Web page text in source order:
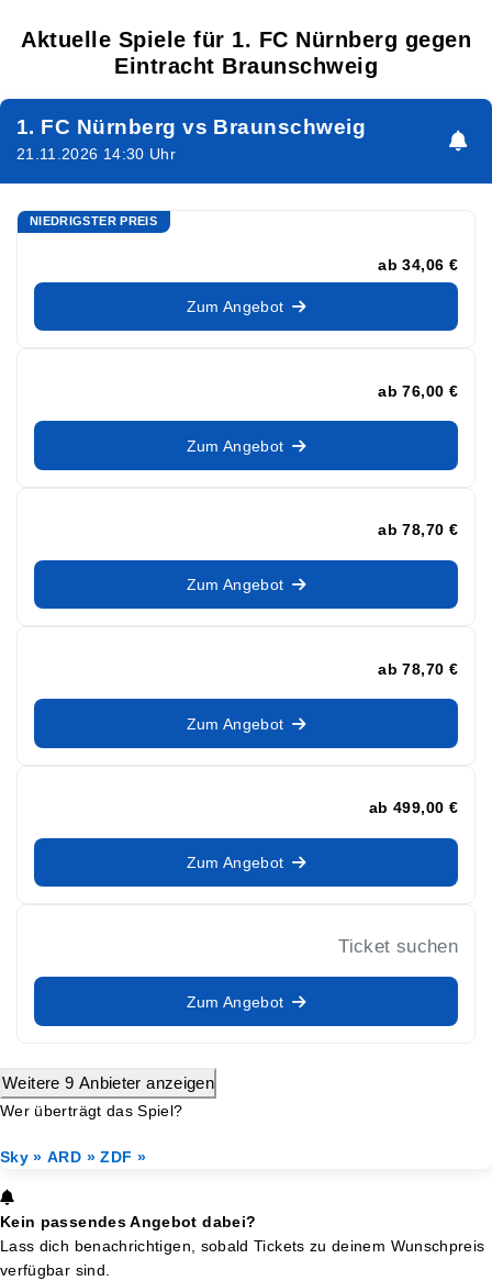
Aktuelle Spiele für 1. FC Nürnberg gegen
Eintracht Braunschweig
1. FC Nürnberg vs Braunschweig
21.11.2026 14:30 Uhr
NIEDRIGSTER PREIS
ab 34,06 €
Zum Angebot
ab 76,00 €
Zum Angebot
ab 78,70 €
Zum Angebot
ab 78,70 €
Zum Angebot
ab 499,00 €
Zum Angebot
Ticket suchen
Zum Angebot
Weitere 9 Anbieter anzeigen
Wer überträgt das Spiel?
Sky » ARD » ZDF »
Kein passendes Angebot dabei?
Lass dich benachrichtigen, sobald Tickets zu deinem Wunschpreis
verfügbar sind.